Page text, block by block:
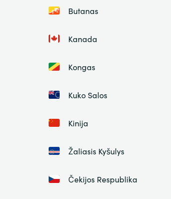
Butanas
Kanada
Kongas
Kuko Salos
Kinija
Žaliasis Kyšulys
Čekijos Respublika